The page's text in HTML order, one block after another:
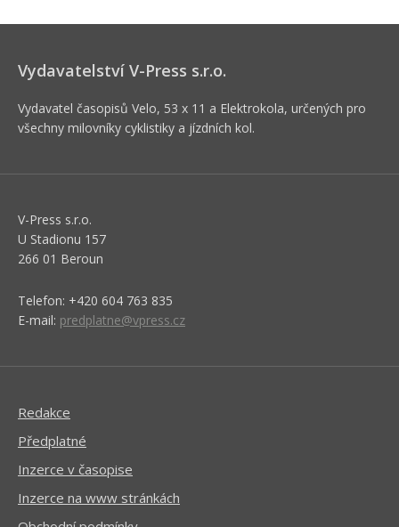
Vydavatelství V-Press s.r.o.
Vydavatel časopisů Velo, 53 x 11 a Elektrokola, určených pro
všechny milovníky cyklistiky a jízdních kol.
V-Press s.r.o.
U Stadionu 157
266 01 Beroun
Telefon: +420 604 763 835
E-mail: predplatne@vpress.cz
Redakce
Předplatné
Inzerce v časopise
Inzerce na www stránkách